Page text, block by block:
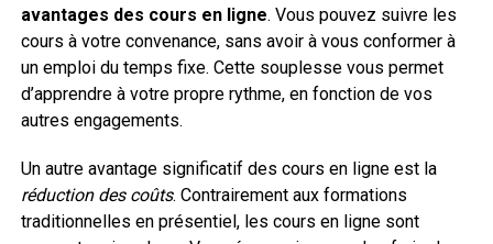
avantages des cours en ligne. Vous pouvez suivre les
cours à votre convenance, sans avoir à vous conformer à
un emploi du temps fixe. Cette souplesse vous permet
d’apprendre à votre propre rythme, en fonction de vos
autres engagements.
Un autre avantage significatif des cours en ligne est la
réduction des coûts. Contrairement aux formations
traditionnelles en présentiel, les cours en ligne sont